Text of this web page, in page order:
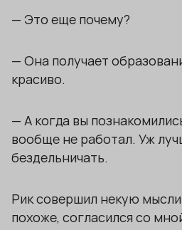
— Это еще почему?
— Она получает
красиво.
— А когда вы
вообще не работал. Уж
бездельничать.
Рик совершил некую
похоже, согласился со